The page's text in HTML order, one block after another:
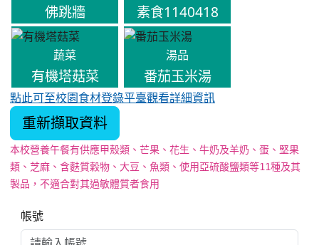
佛跳牆 素食1140418
蔬菜
有機塔菇菜
湯品
番茄玉米湯
點此可至校園食材登錄平臺觀看詳細資訊
重新擷取資料
本校營養午餐有供應甲殼類、芒果、花生、牛奶及羊奶、蛋、堅果
類、芝麻、含麩質穀物、大豆、魚類、使用亞硫酸鹽類等11種及其
製品，不適合對其過敏體質者食用
帳號